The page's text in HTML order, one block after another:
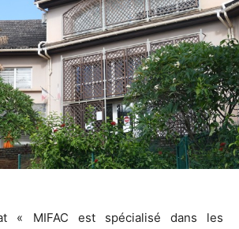
« MIFAC est spécialisé dans les